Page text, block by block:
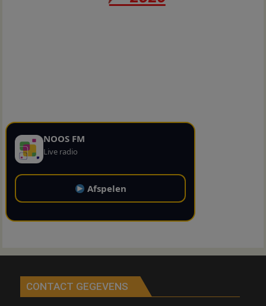
NOOS FM
Live radio
Afspelen
CONTACT GEGEVENS